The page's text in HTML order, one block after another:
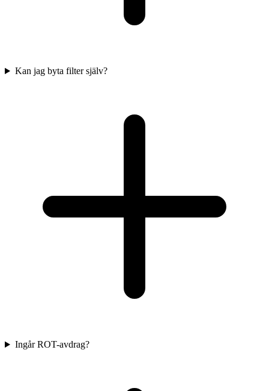
Kan jag byta filter själv?
Ingår ROT-avdrag?